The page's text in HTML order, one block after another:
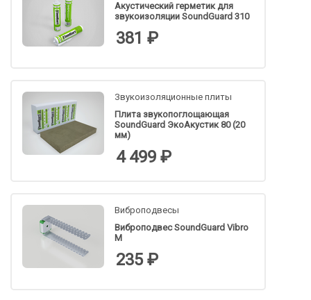
Акустический герметик для
звукоизоляции SoundGuard 310
381 ₽
Звукоизоляционные плиты
Плита звукопоглощающая
SoundGuard ЭкоАкустик 80 (20
мм)
4 499 ₽
Виброподвесы
Виброподвес SoundGuard Vibro
M
235 ₽